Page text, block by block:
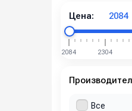
Цена: 2084
2084 2304
Все